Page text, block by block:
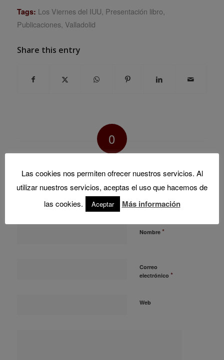
Tags: Los Viernes del IUU Presentación libro
Publicaciones, Valladolid
Share this entry
0
Leave a Reply
Want to join the discussion?
Feel free to contribute!
Nombre *
Correo
electrónico *
Web
Las cookies nos permiten ofrecer nuestros servicios. Al
utilizar nuestros servicios, aceptas el uso que hacemos de
las cookies.
Aceptar Más información